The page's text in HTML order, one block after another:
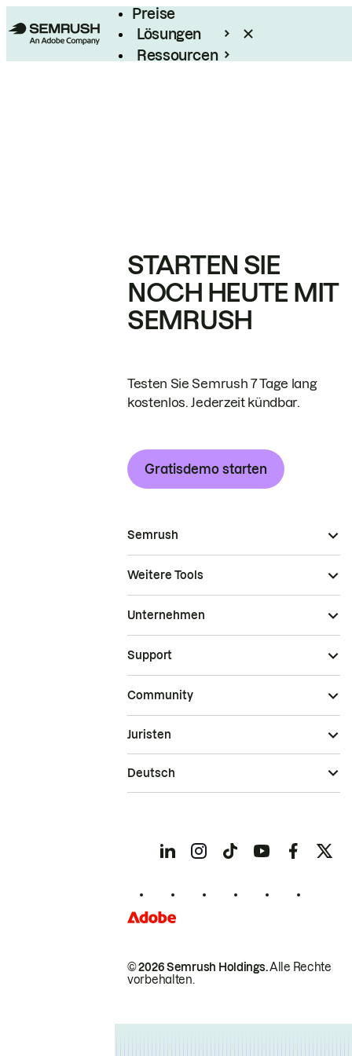
Preise
Lösungen
Ressourcen
STARTEN SIE
NOCH HEUTE MIT
SEMRUSH
Testen Sie Semrush 7 Tage lang
kostenlos. Jederzeit kündbar.
Gratisdemo starten
Semrush
Weitere Tools
Unternehmen
Support
Community
© 2026 Semrush Holdings.Alle Rechte
vorbehalten.
Juristen
Deutsch